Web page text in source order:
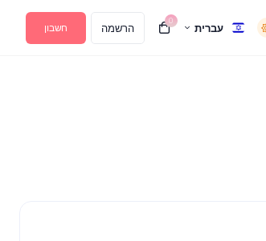
עברית 0 הרשמה חשבון